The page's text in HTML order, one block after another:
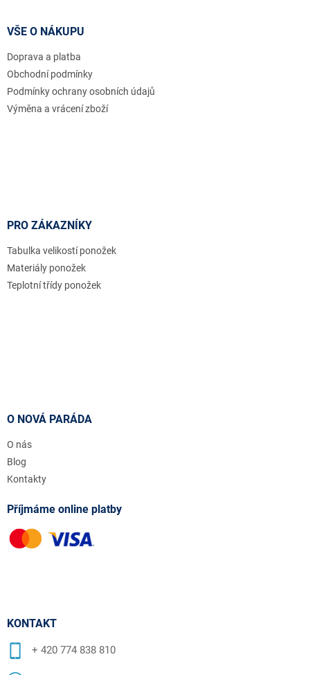
VŠE O NÁKUPU
Doprava a platba
Obchodní podmínky
Podmínky ochrany osobních údajů
Výměna a vrácení zboží
PRO ZÁKAZNÍKY
Tabulka velikostí ponožek
Materiály ponožek
Teplotní třídy ponožek
O NOVÁ PARÁDA
O nás
Blog
Kontakty
Příjmáme online platby
KONTAKT
+ 420 774 838 810